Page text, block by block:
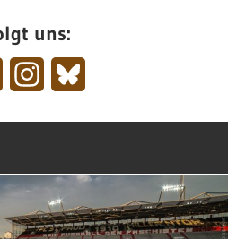
uns:
FacebookInstagram